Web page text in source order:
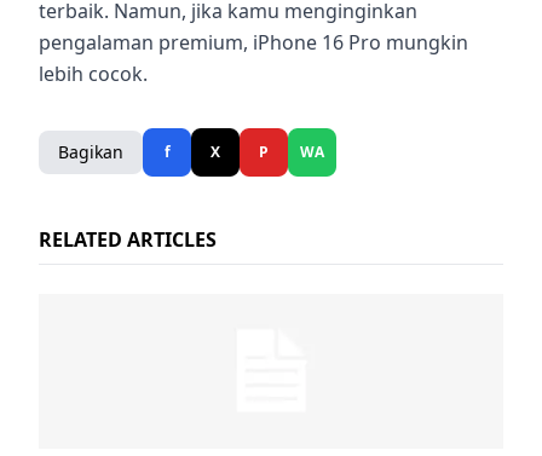
terbaik. Namun, jika kamu menginginkan
pengalaman premium, iPhone 16 Pro mungkin
lebih cocok.
Bagikan f X P WA
RELATED ARTICLES